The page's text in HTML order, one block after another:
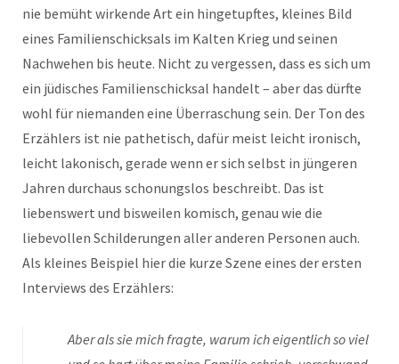
nie bemüht wirkende Art ein hingetupftes, kleines Bild
eines Familienschicksals im Kalten Krieg und seinen
Nachwehen bis heute. Nicht zu vergessen, dass es sich um
ein jüdisches Familienschicksal handelt – aber das dürfte
wohl für niemanden eine Überraschung sein. Der Ton des
Erzählers ist nie pathetisch, dafür meist leicht ironisch,
leicht lakonisch, gerade wenn er sich selbst in jüngeren
Jahren durchaus schonungslos beschreibt. Das ist
liebenswert und bisweilen komisch, genau wie die
liebevollen Schilderungen aller anderen Personen auch.
Als kleines Beispiel hier die kurze Szene eines der ersten
Interviews des Erzählers:
Aber als sie mich fragte, warum ich eigentlich so viel